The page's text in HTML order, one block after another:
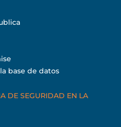
base de datos
DE SEGURIDAD EN LA